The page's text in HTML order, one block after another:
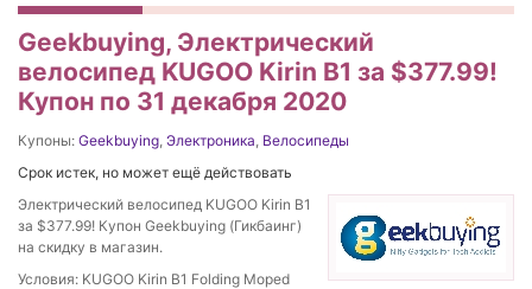
Geekbuying, Электрический
велосипед KUGOO Kirin B1 за $377.99!
Купон по 31 декабря 2020
Купоны: Geekbuying, Электроника, Велосипеды
Срок истек, но может ещё действовать
Электрический велосипед KUGOO Kirin B1
за $377.99! Купон Geekbuying (Гикбаинг)
на скидку в магазин.
Условия: KUGOO Kirin B1 Folding Moped